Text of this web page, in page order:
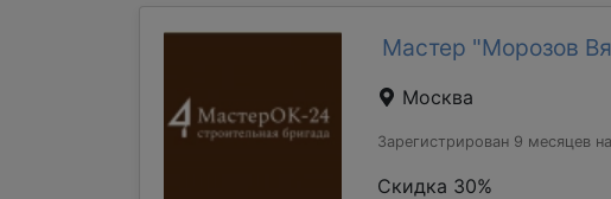
Мастер "Морозов
Москва
Зарегистрирован 9 месяцев
Скидка 30%